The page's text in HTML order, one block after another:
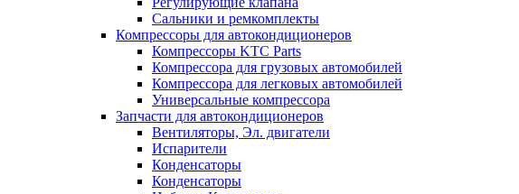
Сальники и ремкомплекты
Компрессоры для автокондиционеров
Компрессоры KTC Parts
Компрессора для грузовых автомобилей
Компрессора для легковых автомобилей
Универсальные компрессора
Запчасти для автокондиционеров
Вентиляторы, Эл. двигатели
Испарители
Конденсаторы
Конденсаторы